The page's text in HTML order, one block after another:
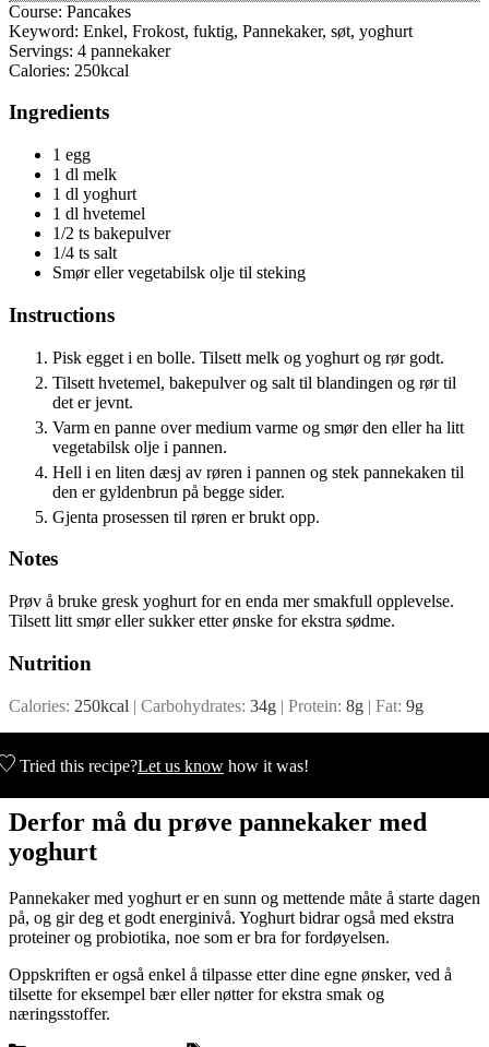
Course: Pancakes
Keyword: Enkel, Frokost, fuktig, Pannekaker, søt, yoghurt
Servings: 4 pannekaker
Calories: 250kcal
Ingredients
1 egg
1 dl melk
1 dl yoghurt
1 dl hvetemel
1/2 ts bakepulver
1/4 ts salt
Smør eller vegetabilsk olje til steking
Instructions
Pisk egget i en bolle. Tilsett melk og yoghurt og rør godt.
Tilsett hvetemel, bakepulver og salt til blandingen og rør til
det er jevnt.
Varm en panne over medium varme og smør den eller ha litt
vegetabilsk olje i pannen.
Hell i en liten dæsj av røren i pannen og stek pannekaken til
den er gyldenbrun på begge sider.
Gjenta prosessen til røren er brukt opp.
Notes
Prøv å bruke gresk yoghurt for en enda mer smakfull opplevelse.
Tilsett litt smør eller sukker etter ønske for ekstra sødme.
Nutrition
Calories: 250kcal | Carbohydrates: 34g | Protein: 8g | Fat: 9g
Tried this recipe?Let us know how it was!
Derfor må du prøve pannekaker med
yoghurt
Pannekaker med yoghurt er en sunn og mettende måte å starte dagen
på, og gir deg et godt energinivå. Yoghurt bidrar også med ekstra
proteiner og probiotika, noe som er bra for fordøyelsen.
Oppskriften er også enkel å tilpasse etter dine egne ønsker, ved å
tilsette for eksempel bær eller nøtter for ekstra smak og
næringsstoffer.